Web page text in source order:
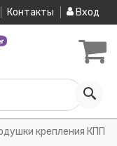
Контакты Вход
крепления КПП